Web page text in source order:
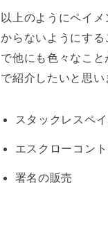
以上のようにペイ
からないようにす
で他にも色々なこ
で紹介したいと思い
スタックレスペ
エスクローコン
署名の販売